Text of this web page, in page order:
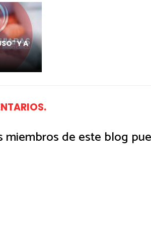
Y A
miembros de este blog